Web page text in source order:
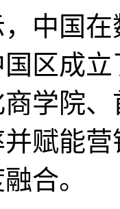
国在
区成
学院
赋能
合。